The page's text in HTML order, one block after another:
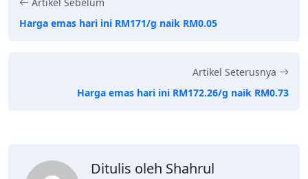
Harga emas hari ini RM171/g naik RM0.05
Artikel Seterusnya
Harga emas hari ini RM172.26/g naik RM0.73
Ditulis oleh Shahrul